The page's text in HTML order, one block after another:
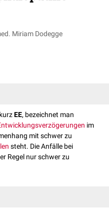
Miriam Dodegge
kurzEE, bezeichnet man
im
mit schwer zu
steht. Die Anfälle bei
Regel nur schwer zu